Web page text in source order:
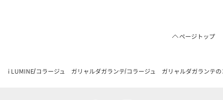
ページトップ
i LUMINE コラージュ ガリャルダガランテ コラージュ ガリャルダガランテ